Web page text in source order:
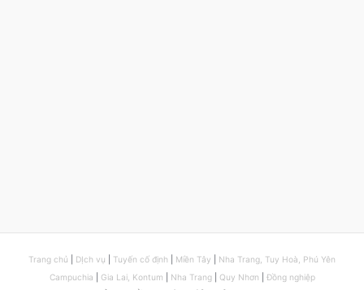
Trang chủ DỊch vụ Tuyến cố định Miền Tây
Nha Trang, Tuy Hoà, Phú Yên
Campuchia
Gia Lai, Kontum Nha Trang| Quy Nhơn Đồng nghiệp